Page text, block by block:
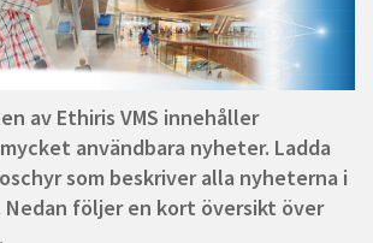
av Ethiris VMS innehåller
användbara nyheter. Ladda
som beskriver alla nyheterna i
Nedan följer en kort översikt över